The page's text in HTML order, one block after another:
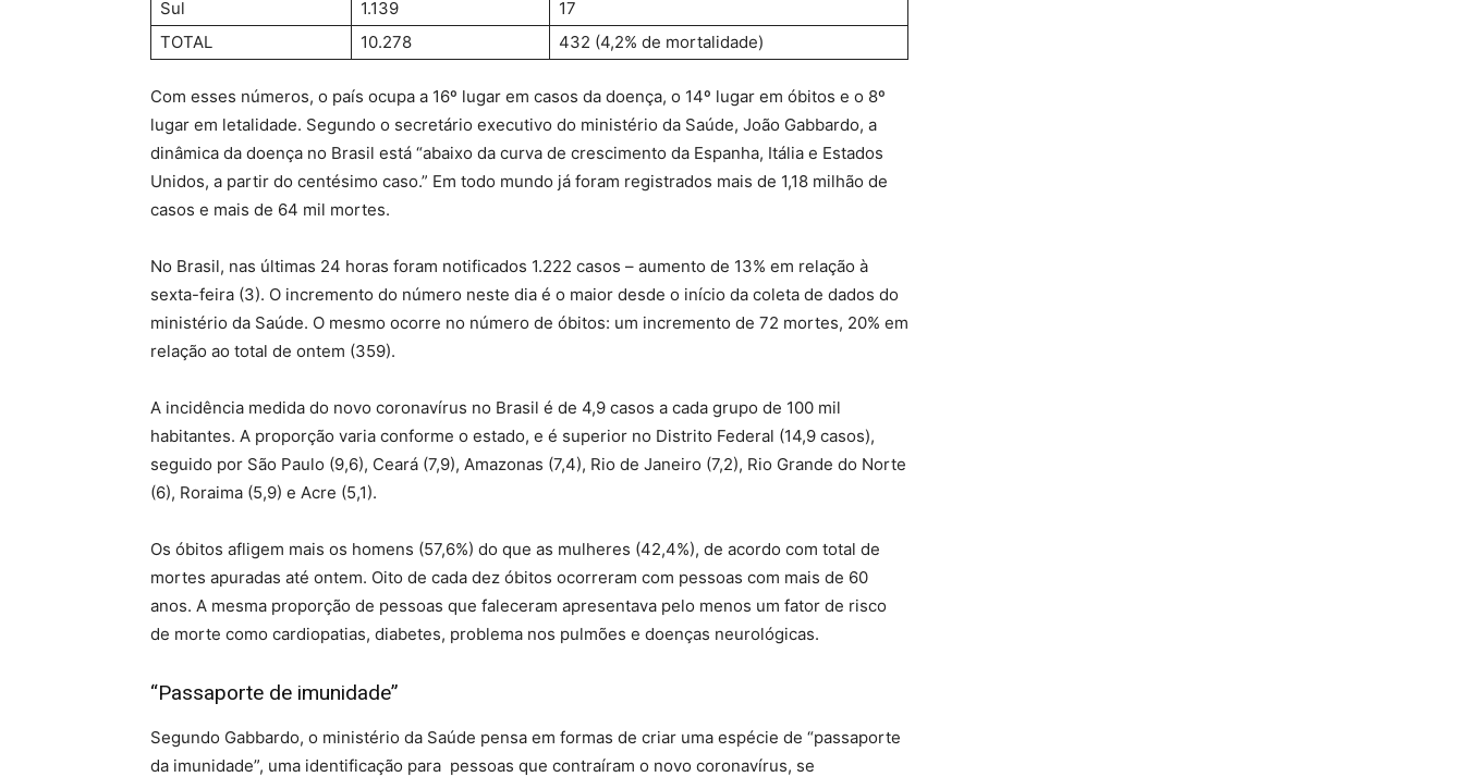
Sul
1.139
17
TOTAL
10.278 432 (4,2% de mortalidade)
Com esses números, o país ocupa a 16º lugar em casos da doença, o 14º lugar em óbitos e o 8º
lugar em letalidade. Segundo o secretário executivo do ministério da Saúde, João Gabbardo, a
dinâmica da doença no Brasil está “abaixo da curva de crescimento da Espanha, Itália e Estados
Unidos, a partir do centésimo caso.” Em todo mundo já foram registrados mais de 1,18 milhão de
casos e mais de 64 mil mortes.
No Brasil, nas últimas 24 horas foram notificados 1.222 casos – aumento de 13% em relação à
sexta-feira (3). O incremento do número neste dia é o maior desde o início da coleta de dados do
ministério da Saúde. O mesmo ocorre no número de óbitos: um incremento de 72 mortes, 20% em
relação ao total de ontem (359).
A incidência medida do novo coronavírus no Brasil é de 4,9 casos a cada grupo de 100 mil
habitantes. A proporção varia conforme o estado, e é superior no Distrito Federal (14,9 casos),
seguido por São Paulo (9,6), Ceará (7,9), Amazonas (7,4), Rio de Janeiro (7,2), Rio Grande do Norte
(6), Roraima (5,9) e Acre (5,1).
Os óbitos afligem mais os homens (57,6%) do que as mulheres (42,4%), de acordo com total de
mortes apuradas até ontem. Oito de cada dez óbitos ocorreram com pessoas com mais de 60
anos. A mesma proporção de pessoas que faleceram apresentava pelo menos um fator de risco
de morte como cardiopatias, diabetes, problema nos pulmões e doenças neurológicas.
“Passaporte de imunidade”
Segundo Gabbardo, o ministério da Saúde pensa em formas de criar uma espécie de “passaporte
da imunidade”, uma identificação para pessoas que contraíram o novo coronavírus, se